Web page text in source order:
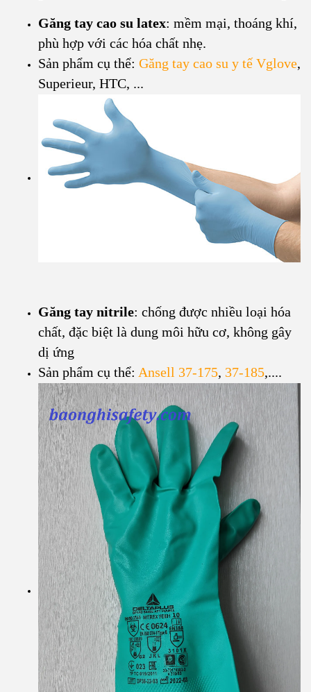
Găng tay cao su latex: mềm mại, thoáng khí,
phù hợp với các hóa chất nhẹ.
Sản phẩm cụ thể: Găng tay cao su y tế Vglove,
Superieur, HTC, ...
Găng tay nitrile: chống được nhiều loại hóa
chất, đặc biệt là dung môi hữu cơ, không gây
dị ứng
Sản phẩm cụ thể: Ansell 37-175, 37-185,....